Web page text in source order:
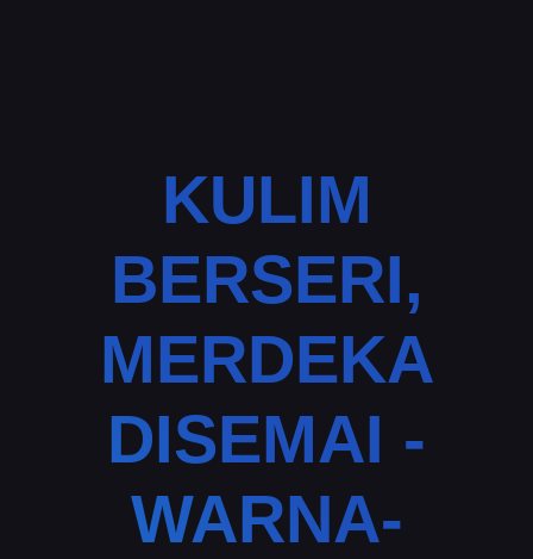
KULIM
BERSERI,
MERDEKA
DISEMAI -
WARNA-